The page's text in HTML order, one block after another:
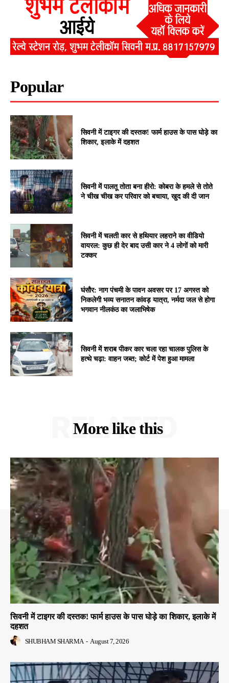
Popular
सिवनी में टाइगर की दस्तक! फार्म हाउस के पास घोड़े का
शिकार, इलाके में दहशत
सिवनी में पालतू तोता बना हीरो: कोबरा के हमले से तोते
ने चीख चीख कर परिवार को बचाया, खुद की दी जान
सिवनी में चलती कार से हथियार लहराने का वीडियो
वायरल: कुछ ही देर बाद उसी कार ने 4 लोगों को मारी
टक्कर
घंसौर: नाग पंचमी के पावन अवसर पर 17 अगस्त को
निकलेगी भव्य सनातन कांवड़ यात्रा, नर्मदा जल से होगा
भगवान नीलकंठ का जलाभिषेक
सिवनी में शराब पीकर कार चला रहा चालक पुलिस के
हत्थे चढ़ा: वाहन जब्त; कोर्ट में पेश हुआ मामला
More like this
RELATED
सिवनी में टाइगर की दस्तक! फार्म हाउस के पास घोड़े का शिकार, इलाके में
दहशत
SHUBHAM SHARMA - August 7, 2026